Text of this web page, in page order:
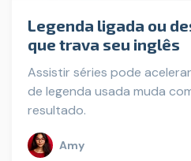
Legenda ligada ou
que trava seu inglês
Assistir séries pode
de legenda usada muda
resultado.
Amy